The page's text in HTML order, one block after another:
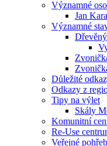
Významné
Jan
Významné
Důležité
Odkazy z
Tipy na výlet
Skály
Komunitní
Re-Use
Veřejné